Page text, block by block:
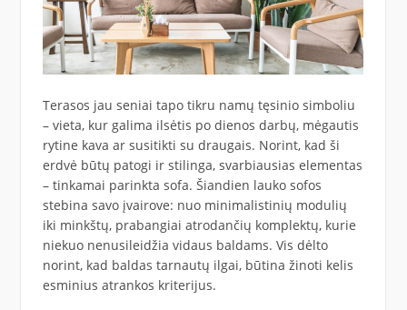
Terasos jau seniai tapo tikru namų tęsinio simboliu
– vieta, kur galima ilsėtis po dienos darbų, mėgautis
rytine kava ar susitikti su draugais. Norint, kad ši
erdvė būtų patogi ir stilinga, svarbiausias elementas
– tinkamai parinkta sofa. Šiandien lauko sofos
stebina savo įvairove: nuo minimalistinių modulių
iki minkštų, prabangiai atrodančių komplektų, kurie
niekuo nenusileidžia vidaus baldams. Vis dėlto
norint, kad baldas tarnautų ilgai, būtina žinoti kelis
esminius atrankos kriterijus.